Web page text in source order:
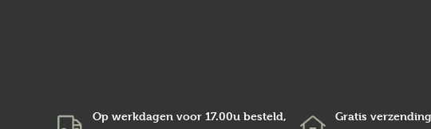
Op werkdagen voor 17.00u besteld,
Gratis